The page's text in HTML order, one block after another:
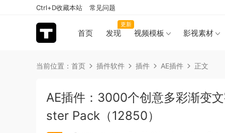
首页 发现
更新
视频模板 影视素材
Ctrl+D收藏本站 常见问题
当前位置： 首页 插件软件 插件 AE插件 正文
AE插件：3000个创意多彩渐变
ster Pack（12850）